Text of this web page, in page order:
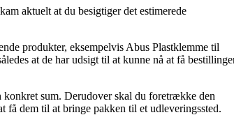
aktuelt at du besigtiger det estimerede
produkter, eksempelvis Abus Plastklemme til
at de har udsigt til at kunne nå at få
sum. Derudover skal du foretrække den
dem til at bringe pakken til et udleveringssted.